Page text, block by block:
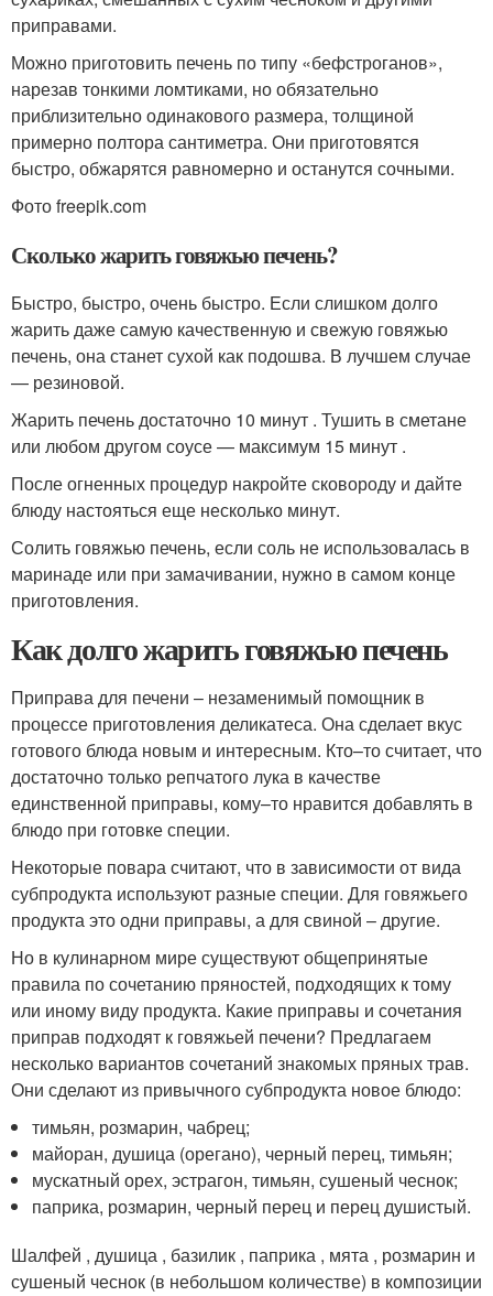
приправами.
Можно приготовить печень по типу «бефстроганов»,
нарезав тонкими ломтиками, но обязательно
приблизительно одинакового размера, толщиной
примерно полтора сантиметра. Они приготовятся
быстро, обжарятся равномерно и останутся сочными.
Фото freepik.com
Сколько жарить говяжью печень?
Быстро, быстро, очень быстро. Если слишком долго
жарить даже самую качественную и свежую говяжью
печень, она станет сухой как подошва. В лучшем случае
— резиновой.
Жарить печень достаточно 10 минут . Тушить в сметане
или любом другом соусе — максимум 15 минут .
После огненных процедур накройте сковороду и дайте
блюду настояться еще несколько минут.
Солить говяжью печень, если соль не использовалась в
маринаде или при замачивании, нужно в самом конце
приготовления.
Как долго жарить говяжью печень
Приправа для печени – незаменимый помощник в
процессе приготовления деликатеса. Она сделает вкус
готового блюда новым и интересным. Кто–то считает, что
достаточно только репчатого лука в качестве
единственной приправы, кому–то нравится добавлять в
блюдо при готовке специи.
Некоторые повара считают, что в зависимости от вида
субпродукта используют разные специи. Для говяжьего
продукта это одни приправы, а для свиной – другие.
Но в кулинарном мире существуют общепринятые
правила по сочетанию пряностей, подходящих к тому
или иному виду продукта. Какие приправы и сочетания
приправ подходят к говяжьей печени? Предлагаем
несколько вариантов сочетаний знакомых пряных трав.
Они сделают из привычного субпродукта новое блюдо:
тимьян, розмарин, чабрец;
майоран, душица (орегано), черный перец, тимьян;
мускатный орех, эстрагон, тимьян, сушеный чеснок;
паприка, розмарин, черный перец и перец душистый.
Шалфей , душица , базилик , паприка , мята , розмарин и
сушеный чеснок (в небольшом количестве) в композиции